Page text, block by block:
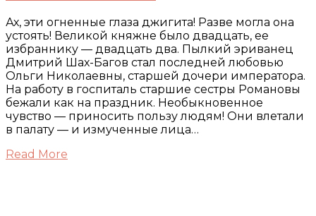
Ах, эти огненные глаза джигита! Разве могла она
устоять! Великой княжне было двадцать, ее
избраннику — двадцать два. Пылкий эриванец
Дмитрий Шах-Багов стал последней любовью
Ольги Николаевны, старшей дочери императора.
На работу в госпиталь старшие сестры Романовы
бежали как на праздник. Необыкновенное
чувство — приносить пользу людям! Они влетали
в палату — и измученные лица…
Read More